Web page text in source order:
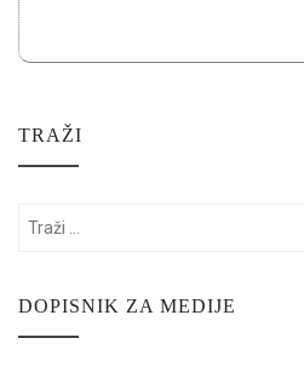
TRAŽI
Search
DOPISNIK ZA MEDIJE